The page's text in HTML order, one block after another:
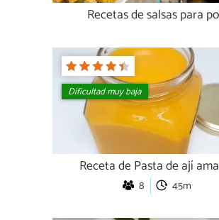
Recetas de salsas para
Dificultad muy baja
Receta de Pasta de ají
8 45m